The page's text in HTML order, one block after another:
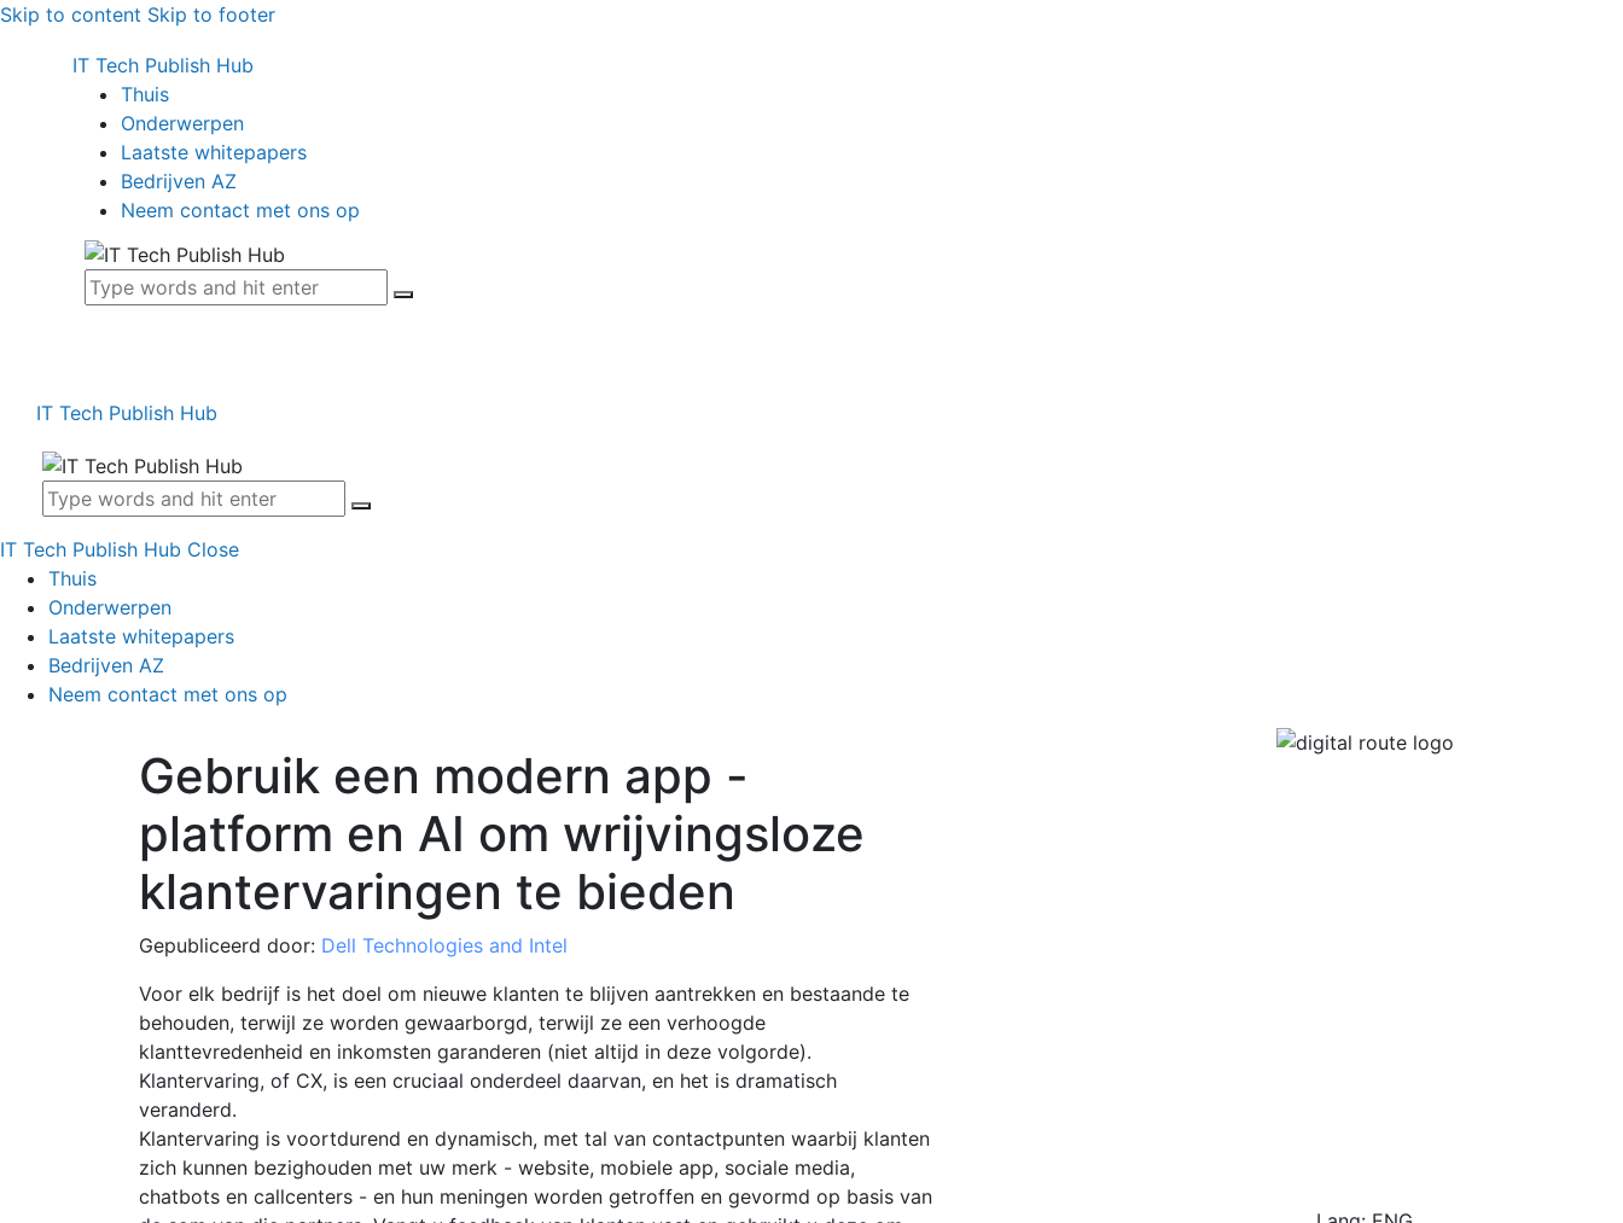
Skip to content Skip to footer
IT Tech Publish Hub
Thuis
Onderwerpen
Laatste whitepapers
Bedrijven AZ
Neem contact met ons op
IT Tech Publish Hub
IT Tech Publish Hub Close
Thuis
Onderwerpen
Laatste whitepapers
Bedrijven AZ
Neem contact met ons op
Gebruik een modern app -
platform en AI om wrijvingsloze
klantervaringen te bieden
Gepubliceerd door: Dell Technologies and Intel
Voor elk bedrijf is het doel om nieuwe klanten te blijven aantrekken en bestaande te
behouden, terwijl ze worden gewaarborgd, terwijl ze een verhoogde
klanttevredenheid en inkomsten garanderen (niet altijd in deze volgorde).
Klantervaring, of CX, is een cruciaal onderdeel daarvan, en het is dramatisch
veranderd.
Klantervaring is voortdurend en dynamisch, met tal van contactpunten waarbij klanten
zich kunnen bezighouden met uw merk - website, mobiele app, sociale media,
chatbots en callcenters - en hun meningen worden getroffen en gevormd op basis van